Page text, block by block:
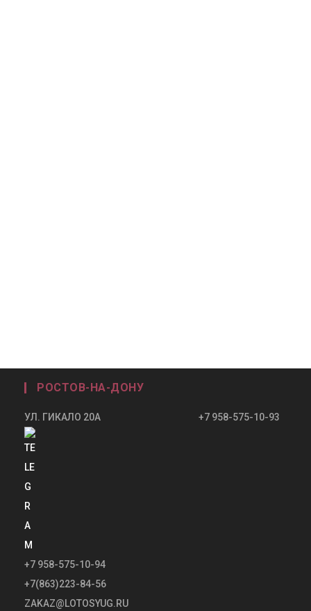
РОСТОВ-НА-ДОНУ
УЛ. ГИКАЛО 20А +7 958-575-10-93
+7 958-575-10-94
+7(863)223-84-56
ZAKAZ@LOTOSYUG.RU